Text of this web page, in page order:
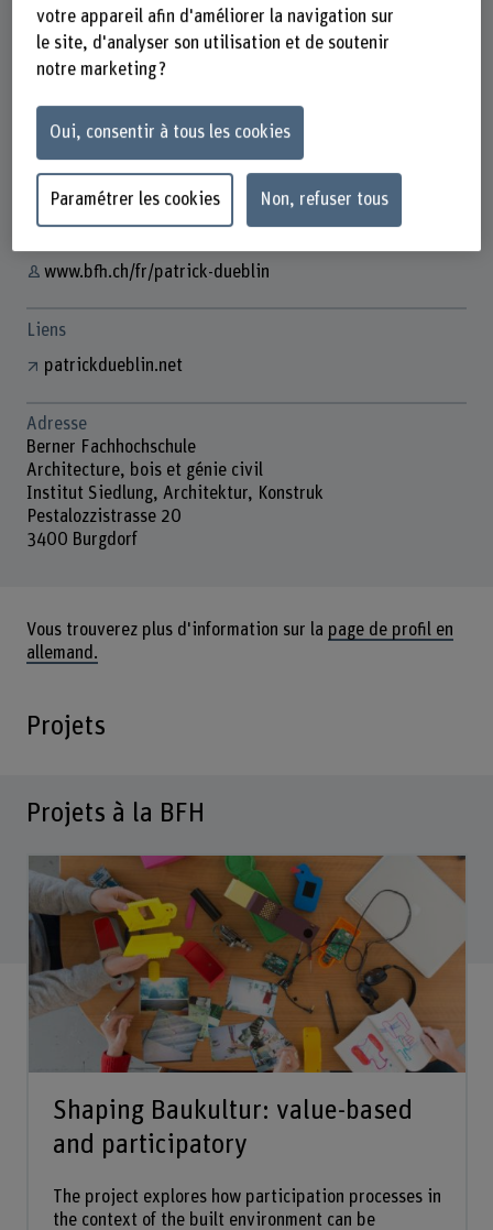
Dr. Patrick Düblin
Wissenschaftlicher Mitarbeiter
+41 31 848 34 96
Afficher l'e-mail
www.bfh.ch/fr/patrick-dueblin
Liens
patrickdueblin.net
Adresse
Berner Fachhochschule
Architecture, bois et génie civil
Institut Siedlung, Architektur, Konstruk
Pestalozzistrasse 20
3400 Burgdorf
Vous trouverez plus d'information sur la page de profil en
allemand.
Projets
Projets à la BFH
Shaping Baukultur: value-based
and participatory
The project explores how participation processes in
the context of the built environment can be
votre appareil afin d'améliorer la navigation sur
le site, d'analyser son utilisation et de soutenir
notre marketing ?
Oui, consentir à tous les cookies
Paramétrer les cookies Non, refuser tous